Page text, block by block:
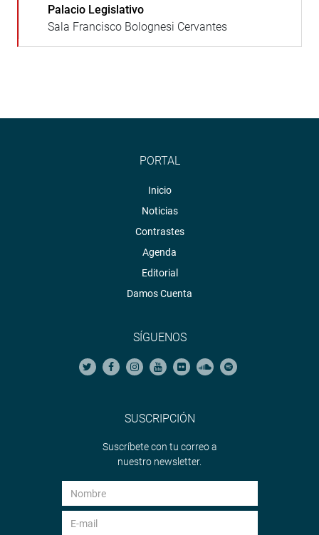
Palacio Legislativo
Sala Francisco Bolognesi Cervantes
PORTAL
Inicio
Noticias
Contrastes
Agenda
Editorial
Damos Cuenta
SÍGUENOS
SUSCRIPCIÓN
Suscríbete con tu correo a
nuestro newsletter.